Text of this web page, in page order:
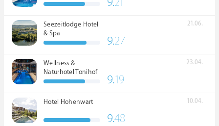
Seezeitlodge Hotel
& Spa
21.06.
9.27
Wellness &
Naturhotel Tonihof
****S
23.04.
9.19
Hotel Hohenwart 10.04.
9.48